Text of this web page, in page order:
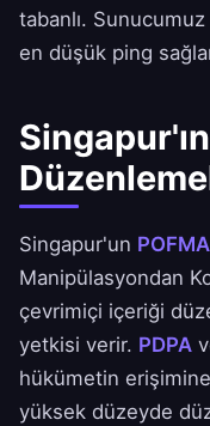
tabanlı.
en düşük ping
Singapur'un POFMA
Manipülasyondan
çevrimiçi içeriği
yetkisi verir. PDPA
hükümetin
yüksek düzeyde